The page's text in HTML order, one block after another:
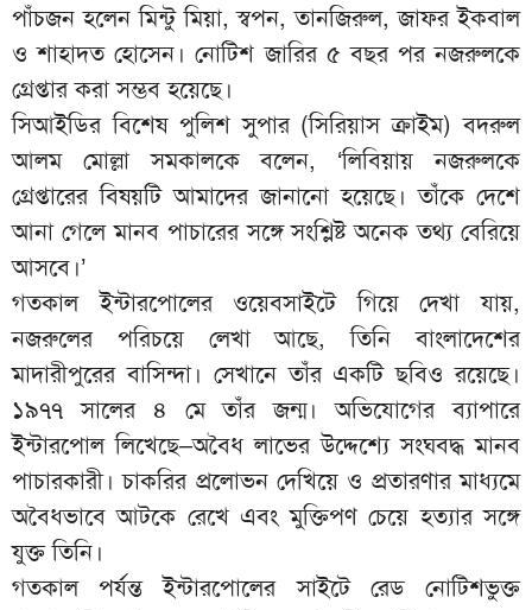
পাঁচজন হলেন মিন্টু মিয়া, স্বপন, তানজিরুল, জাফর ইকবাল
ও শাহাদত হোসেন। নোটিশ জারির ৫ বছর পর নজরুলকে
গ্রেপ্তার করা সম্ভব হয়েছে।
সিআইডির বিশেষ পুলিশ সুপার (সিরিয়াস ক্রাইম) বদরুল
আলম মোল্লা সমকালকে বলেন, ‘লিবিয়ায় নজরুলকে
গ্রেপ্তারের বিষয়টি আমাদের জানানো হয়েছে। তাঁকে দেশে
আনা গেলে মানব পাচারের সঙ্গে সংশ্লিষ্ট অনেক তথ্য বেরিয়ে
আসবে।’
গতকাল ইন্টারপোলের ওয়েবসাইটে গিয়ে দেখা যায়,
নজরুলের পরিচয়ে লেখা আছে, তিনি বাংলাদেশের
মাদারীপুরের বাসিন্দা। সেখানে তাঁর একটি ছবিও রয়েছে।
১৯৭৭ সালের ৪ মে তাঁর জন্ম। অভিযোগের ব্যাপারে
ইন্টারপোল লিখেছে–অবৈধ লাভের উদ্দেশ্যে সংঘবদ্ধ মানব
পাচারকারী। চাকরির প্রলোভন দেখিয়ে ও প্রতারণার মাধ্যমে
অবৈধভাবে আটকে রেখে এবং মুক্তিপণ চেয়ে হত্যার সঙ্গে
যুক্ত তিনি।
গতকাল পর্যন্ত ইন্টারপোলের সাইটে রেড নোটিশভুক্ত